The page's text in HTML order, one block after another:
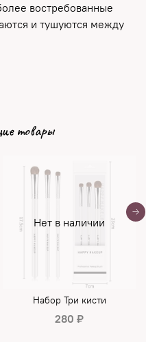
востребованные
и тушуются между
товары
Нет в наличии
Набор Три кисти
280 ₽